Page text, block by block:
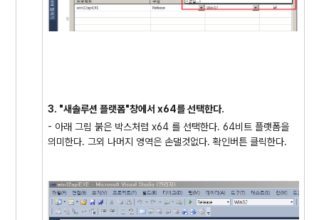
3. "새솔루션 플랫폼"창에서 x64를 선택한다.
- 아래 그림 붉은 박스처럼 x64 를 선택한다. 64비트 플랫폼을
의미한다. 그외 나머지 영역은 손댈것없다. 확인버튼 클릭한다.